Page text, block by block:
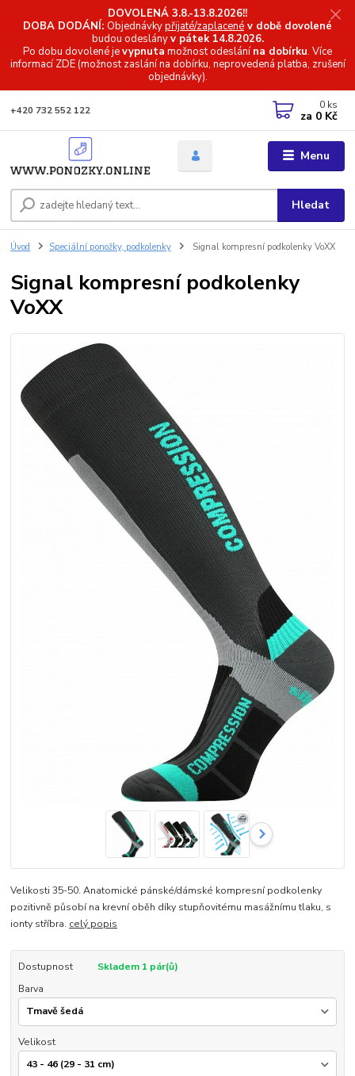
DOVOLENÁ 3.8.-13.8.2026!!
DOBA DODÁNÍ: Objednávkypřijaté/zaplacené v době dovolené
budou odeslányv pátek 14.8.2026.
Po dobu dovolené jevypnuta možnost odeslánína dobírku. Více
informacíZDE (možnost zaslání na dobírku, neprovedená platba, zrušení
objednávky).
Menu
Hledat
+420 732 552 122 0 ks
za 0 Kč
Úvod Speciální ponožky, podkolenky Signal kompresní podkolenky VoXX
Signal kompresní podkolenky
VoXX
Velikosti 35-50. Anatomické pánské/dámské kompresní podkolenky
pozitivně působí na krevní oběh díky stupňovitému masážnímu tlaku, s
ionty stříbra. celý popis
Dostupnost
Skladem 1 pár(ů)
Barva
Velikost